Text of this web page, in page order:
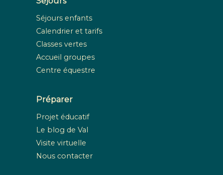
Séjours enfants
Calendrier et tarifs
Classes vertes
Accueil groupes
Centre équestre
Préparer
Projet éducatif
Le blog de Val
Visite virtuelle
Nous contacter